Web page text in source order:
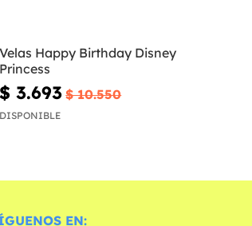
Velas Happy Birthday Disney
Princess
$ 3.693 $ 10.550
DISPONIBLE
EN: